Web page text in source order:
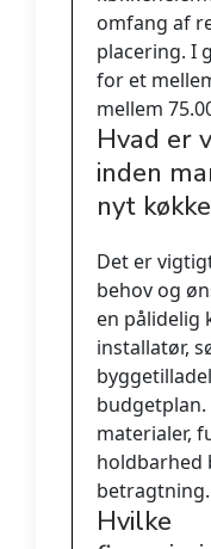
omfang af
placering. I
for et
mellem
Hvad er
inden
nyt
Det er
behov og
en pålidelig
installatør,
materialer,
holdbarhed
betragtning.
Hvilke